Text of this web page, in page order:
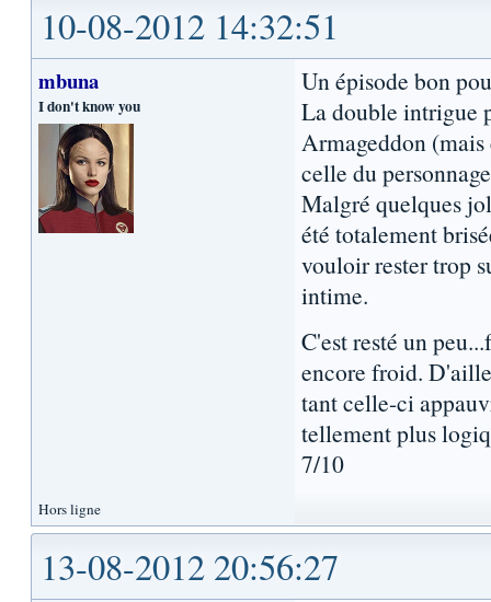
10-08-2012 14:32:51
mbuna
I don't know you
Un épisode bon
La double intrigue
Armageddon
celle du
Malgré quelques
été totalement
vouloir rester trop
intime.
C'est resté un
encore froid.
tant celle-ci
tellement plus
7/10
Hors ligne
13-08-2012 20:56:27